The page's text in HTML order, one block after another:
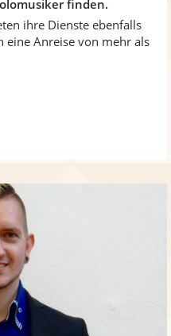
finden.
ihre Dienste ebenfalls
eine Anreise von mehr als